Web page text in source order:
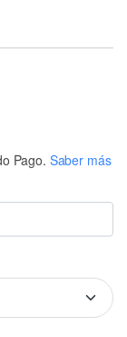
Pago. Saber más